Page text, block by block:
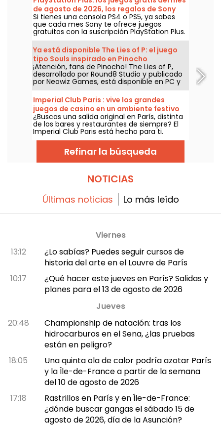
de agosto de 2026, los regalos de Sony
que no te puedes perder
Si tienes una consola PS4 o PS5, ya sabes
que cada mes Sony te ofrece juegos
gratuitos con la suscripción PlayStation Plus.
Entonces, ¿cuáles son los juegos gratuitos
de agosto de 2026? Descubre la selección
de este mes.
Ya está disponible The Lies of P: el juego
tipo Souls inspirado en Pinocho
¡Atención, fans de Pinocho! The Lies of P,
desarrollado por Round8 Studio y publicado
por Neowiz Games, está disponible en PC y
consolas desde el 19 de septiembre de 2023.
Un juego tipo Souls inspirado más en el
cuento de Carlo Collodi que en la versión
animada de Disney... ¡Echa un vistazo al
último tráiler desvelado en la Gamescom
2023!
Imperial Club Paris : vive los grandes
juegos de casino en un ambiente festivo
en el corazón del 13º distrito
¿Buscas una salida original en París, distinta
de los bares y restaurantes de siempre? El
Imperial Club Paris está hecho para ti.
Ubicado en el 23 de la avenida d'Ivry, en el
distrito 13, este club de juegos, abierto todos
los días de 14:00 a 6:00, propone una
experiencia completa al estilo de los
novatos como para jugadores
experimentados, en un ambiente festivo y
otro lugar de París.
Refinar la búsqueda
NOTICIAS
Últimas noticias Lo más leído
Viernes
13:12
¿Lo sabías? Puedes seguir cursos de
historia del arte en el Louvre de París
10:17
¿Qué hacer este jueves en París? Salidas y
planes para el 13 de agosto de 2026
Jueves
20:48
Championship de natación: tras los
hidrocarburos en el Sena, ¿las pruebas
están en peligro?
18:05
Una quinta ola de calor podría azotar París
y la Île-de-France a partir de la semana
del 10 de agosto de 2026
17:18
Rastrillos en París y en Île-de-France:
¿dónde buscar gangas el sábado 15 de
agosto de 2026, día de la Asunción?